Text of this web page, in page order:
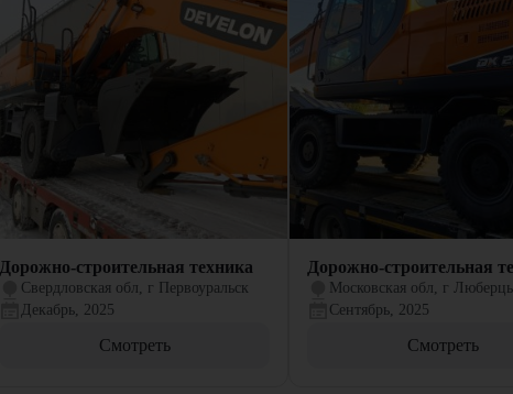
Дорожно-строительная техника
Свердловская обл, г Первоуральск
Декабрь, 2025
Смотреть
Дорожно-строительная
Московская обл, г
Сентябрь, 2025
Смотреть